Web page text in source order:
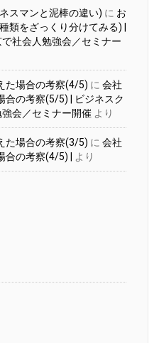
スマンと泥棒の違い) に お
類をざっくり分けてみる) |
社会人勉強会／セミナー
た場合の考察(4/5) に 会社
合の考察(5/5) | ビジネスク
会／セミナー開催 より
た場合の考察(3/5) に 会社
の考察(4/5) |
より